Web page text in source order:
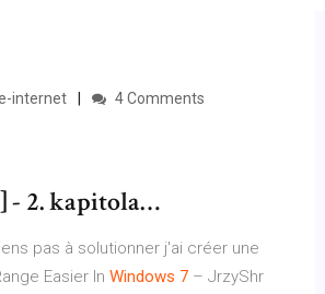
internet 4 Comments
- 2. kapitola…
pas à solutionner j'ai créer une
Easier In Windows 7 – JrzyShr